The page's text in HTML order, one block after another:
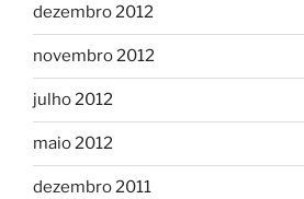
dezembro 2012
novembro 2012
julho 2012
maio 2012
dezembro 2011